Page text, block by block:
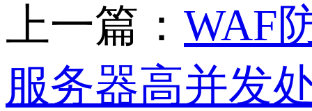
上一篇： WAF
服务器高并发